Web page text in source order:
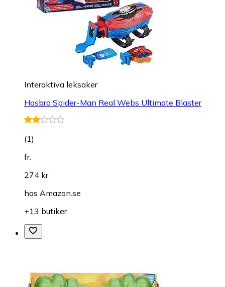
Interaktiva leksaker
Hasbro Spider-Man Real Webs Ultimate Blaster
(1)
fr.
274 kr
hos Amazon.se
+13 butiker